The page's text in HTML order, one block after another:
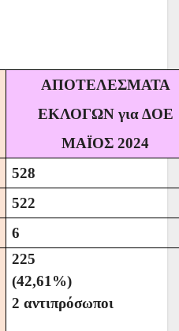
ΑΠΟΤΕΛΕΣΜΑΤΑ
ΕΚΛΟΓΩΝ για ΔΟΕ
ΜΑΪΟΣ 2024
528
522
6
225
2 αντιπρόσωποι